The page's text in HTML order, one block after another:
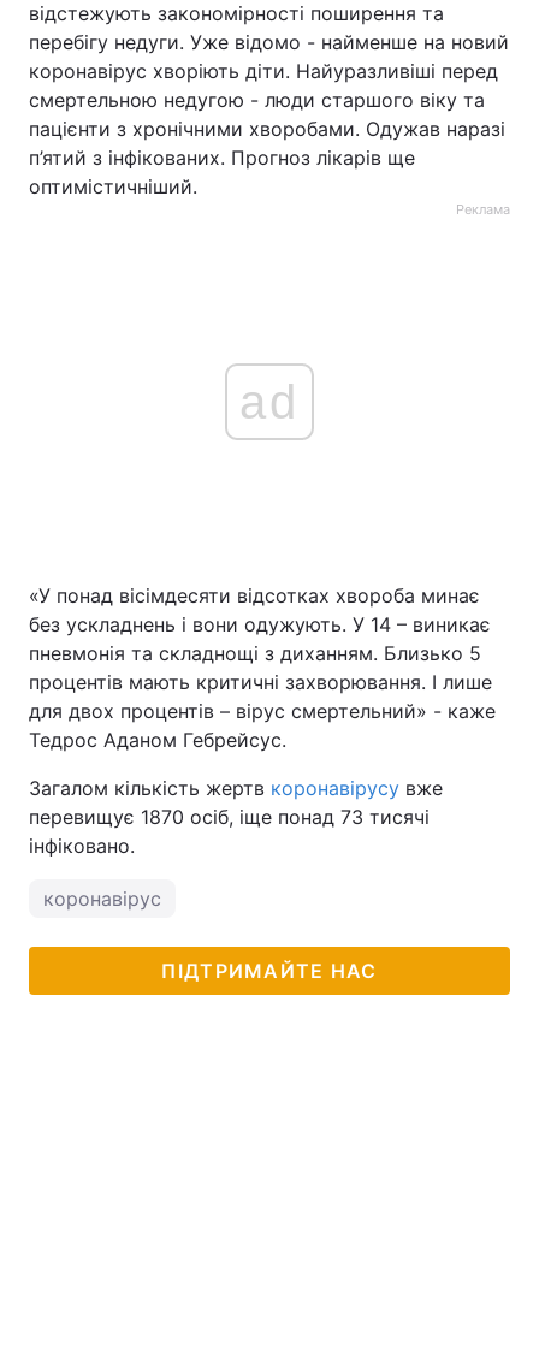
відстежують закономірності поширення та
перебігу недуги. Уже відомо - найменше на новий
коронавірус хворіють діти. Найуразливіші перед
смертельною недугою - люди старшого віку та
пацієнти з хронічними хворобами. Одужав наразі
п’ятий з інфікованих. Прогноз лікарів ще
оптимістичніший.
Реклама
ad
«У понад вісімдесяти відсотках хвороба минає
без ускладнень і вони одужують. У 14 – виникає
пневмонія та складнощі з диханням. Близько 5
процентів мають критичні захворювання. І лише
для двох процентів – вірус смертельний» - каже
Тедрос Аданом Гебрейсус.
Загалом кількість жертв коронавірусу вже
перевищує 1870 осіб, іще понад 73 тисячі
інфіковано.
коронавірус
ПІДТРИМАЙТЕ НАС